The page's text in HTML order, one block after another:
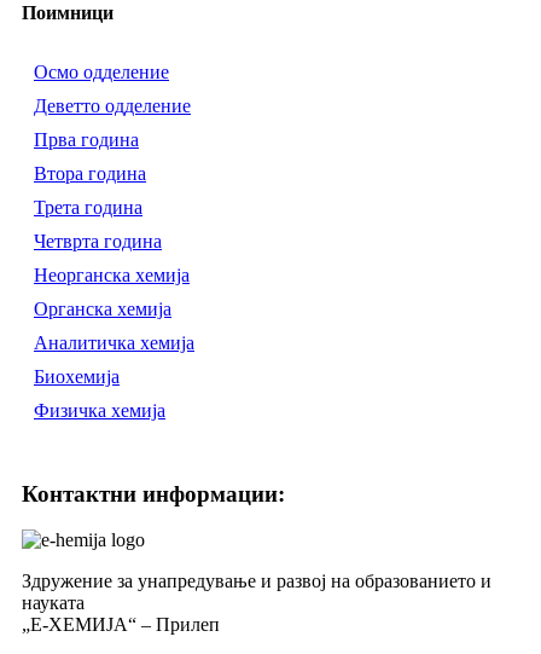
Поимници
Осмо одделение
Деветто одделение
Прва година
Втора година
Трета година
Четврта година
Неорганска хемија
Органска хемија
Аналитичка хемија
Биохемија
Физичка хемија
Контактни информации:
Здружение за унапредување и развој на образованието и
науката
„Е-ХЕМИЈА“ – Прилеп